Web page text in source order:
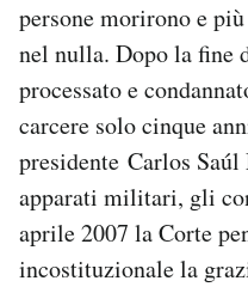
persone morirono e
nel nulla. Dopo la fine
processato e
carcere solo cinque
presidente Carlos
apparati militari, gli
aprile 2007 la Corte
incostituzionale la